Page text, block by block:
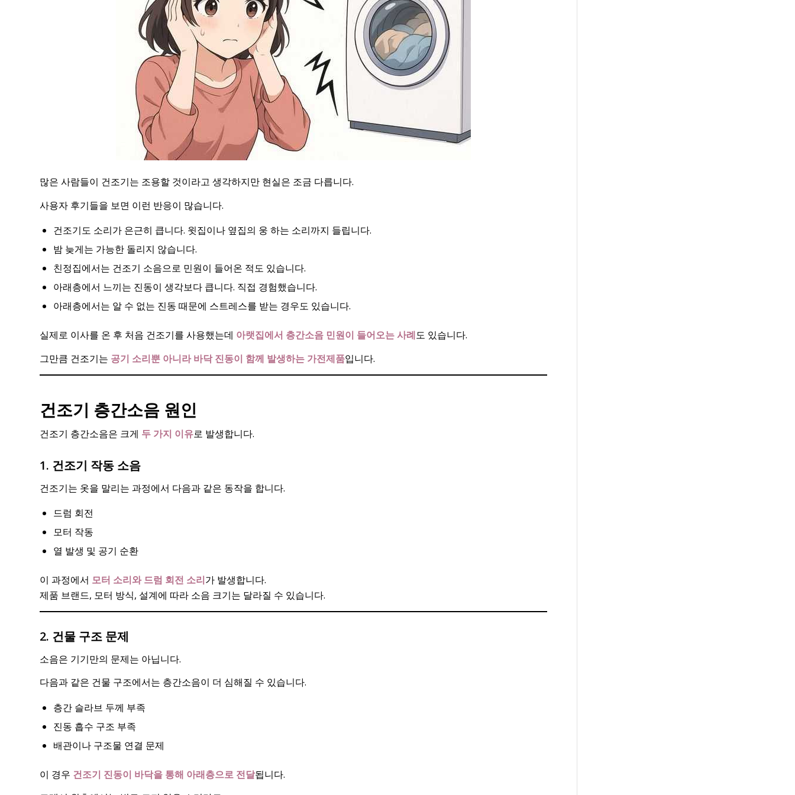
많은 사람들이 건조기는 조용할 것이라고 생각하지만 현실은 조금 다릅니다.
사용자 후기들을 보면 이런 반응이 많습니다.
건조기도 소리가 은근히 큽니다. 윗집이나 옆집의 웅 하는 소리까지 들립니다.
밤 늦게는 가능한 돌리지 않습니다.
친정집에서는 건조기 소음으로 민원이 들어온 적도 있습니다.
아래층에서 느끼는 진동이 생각보다 큽니다. 직접 경험했습니다.
아래층에서는 알 수 없는 진동 때문에 스트레스를 받는 경우도 있습니다.
실제로 이사를 온 후 처음 건조기를 사용했는데 아랫집에서 층간소음 민원이 들어오는 사례도 있습니다.
그만큼 건조기는 공기 소리뿐 아니라 바닥 진동이 함께 발생하는 가전제품입니다.
건조기 층간소음 원인
건조기 층간소음은 크게 두 가지 이유로 발생합니다.
1. 건조기 작동 소음
건조기는 옷을 말리는 과정에서 다음과 같은 동작을 합니다.
드럼 회전
모터 작동
열 발생 및 공기 순환
이 과정에서 모터 소리와 드럼 회전 소리가 발생합니다.
제품 브랜드, 모터 방식, 설계에 따라 소음 크기는 달라질 수 있습니다.
2. 건물 구조 문제
소음은 기기만의 문제는 아닙니다.
다음과 같은 건물 구조에서는 층간소음이 더 심해질 수 있습니다.
층간 슬라브 두께 부족
진동 흡수 구조 부족
배관이나 구조물 연결 문제
이 경우 건조기 진동이 바닥을 통해 아래층으로 전달됩니다.